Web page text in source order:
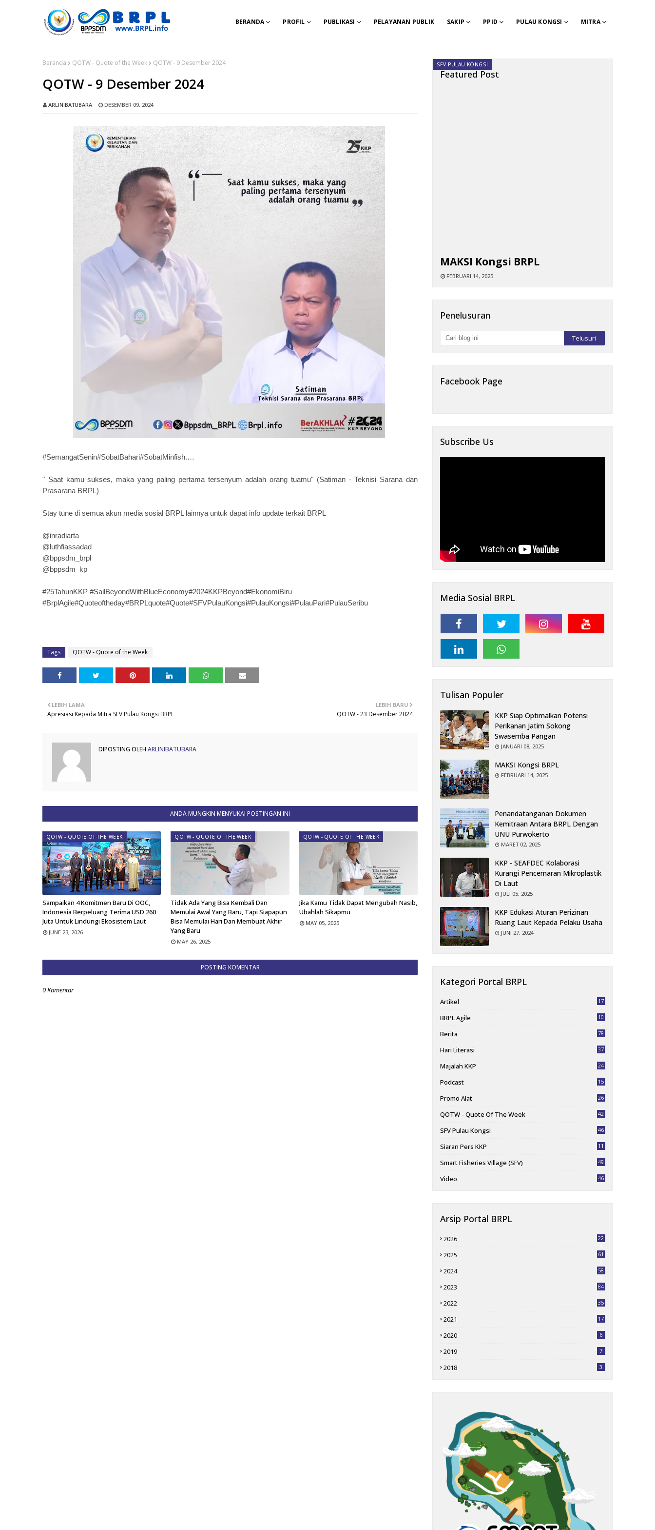
BERANDA PROFIL PUBLIKASI PELAYANAN PUBLIK SAKIP PPID PULAU KONGSI MITRA
Beranda QOTW - Quote of the Week QOTW - 9 Desember 2024
QOTW - 9 Desember 2024
ARLINIBATUBARA DESEMBER 09, 2024
#SemangatSenin#SobatBahari#SobatMinfish.…
" Saat kamu sukses, maka yang paling pertama tersenyum adalah orang tuamu" (Satiman - Teknisi Sarana dan
Prasarana BRPL)
Stay tune di semua akun media sosial BRPL lainnya untuk dapat info update terkait BRPL
@inradiarta
@luthfiassadad
@bppsdm_brpl
@bppsdm_kp
#25TahunKKP #SailBeyondWithBlueEconomy#2024KKPBeyond#EkonomiBiru
#BrplAgile#Quoteoftheday#BRPLquote#Quote#SFVPulauKongsi#PulauKongsi#PulauPari#PulauSeribu
Tags QOTW - Quote of the Week
LEBIH BARU
QOTW - 23 Desember 2024
LEBIH LAMA
Apresiasi Kepada Mitra SFV Pulau Kongsi BRPL
DIPOSTING OLEH ARLINIBATUBARA
ANDA MUNGKIN MENYUKAI POSTINGAN INI
QOTW - QUOTE OF THE WEEK
Sampaikan 4 Komitmen Baru Di OOC,
Indonesia Berpeluang Terima USD 260
Juta Untuk Lindungi Ekosistem Laut
JUNE 23, 2026
QOTW - QUOTE OF THE WEEK
Tidak Ada Yang Bisa Kembali Dan
Memulai Awal Yang Baru, Tapi Siapapun
Bisa Memulai Hari Dan Membuat Akhir
Yang Baru
MAY 26, 2025
QOTW - QUOTE OF THE WEEK
Jika Kamu Tidak Dapat Mengubah Nasib,
Ubahlah Sikapmu
MAY 05, 2025
POSTING KOMENTAR
0 Komentar
Featured Post
SFV PULAU KONGSI
MAKSI Kongsi BRPL
FEBRUARI 14, 2025
Penelusuran
Facebook Page
Subscribe Us
Media Sosial BRPL
Tulisan Populer
KKP Siap Optimalkan Potensi
Perikanan Jatim Sokong
Swasemba Pangan
JANUARI 08, 2025
MAKSI Kongsi BRPL
FEBRUARI 14, 2025
Penandatanganan Dokumen
Kemitraan Antara BRPL Dengan
UNU Purwokerto
MARET 02, 2025
KKP - SEAFDEC Kolaborasi
Kurangi Pencemaran Mikroplastik
Di Laut
JULI 05, 2025
KKP Edukasi Aturan Perizinan
Ruang Laut Kepada Pelaku Usaha
JUNI 27, 2024
Kategori Portal BRPL
Artikel 17
BRPL Agile
10
Berita 78
Hari Literasi 37
Majalah KKP 24
Podcast 15
Promo Alat 26
QOTW - Quote Of The Week 42
SFV Pulau Kongsi 46
Siaran Pers KKP
11
Smart Fisheries Village (SFV) 49
Video 46
Arsip Portal BRPL
2026
22
2025
61
2024
58
2023 84
2022 35
2021 17
2020 6
2019 7
2018 3